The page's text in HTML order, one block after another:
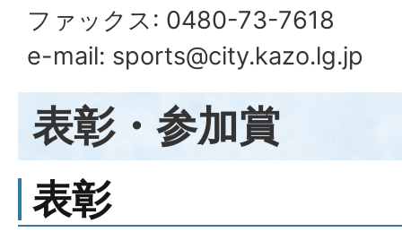
ファックス: 0480-73-7618
e-mail: sports@city.kazo.lg.jp
表彰・参加賞
表彰